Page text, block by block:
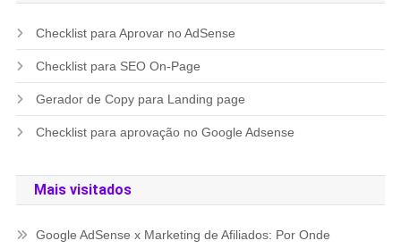
Checklist para Aprovar no AdSense
Checklist para SEO On-Page
Gerador de Copy para Landing page
Checklist para aprovação no Google Adsense
Mais visitados
Google AdSense x Marketing de Afiliados: Por Onde